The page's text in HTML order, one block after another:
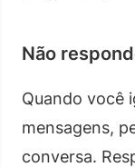
Não
Quando você
mensagens,
conversa.